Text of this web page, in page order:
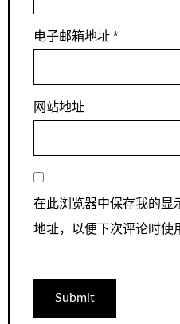
电子邮箱地址 *
网站地址
在此浏览器中保存我的显
地址，以便下次评论时使